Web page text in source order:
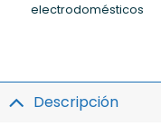
electrodomésticos
Descripción